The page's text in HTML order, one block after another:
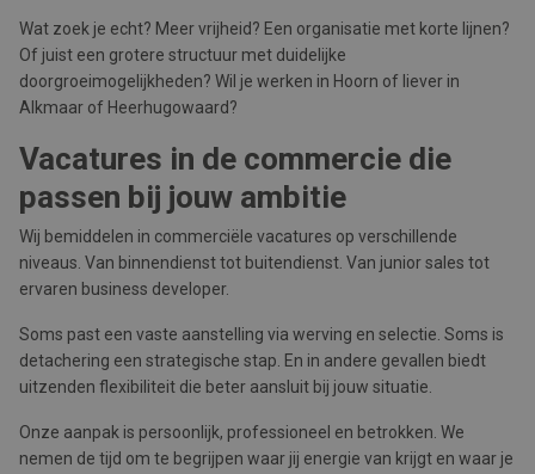
Wat zoek je echt? Meer vrijheid? Een organisatie met korte lijnen?
Of juist een grotere structuur met duidelijke
doorgroeimogelijkheden? Wil je werken in Hoorn of liever in
Alkmaar of Heerhugowaard?
Vacatures in de commercie die
passen bij jouw ambitie
Wij bemiddelen in commerciële vacatures op verschillende
niveaus. Van binnendienst tot buitendienst. Van junior sales tot
ervaren business developer.
Soms past een vaste aanstelling via werving en selectie. Soms is
detachering een strategische stap. En in andere gevallen biedt
uitzenden flexibiliteit die beter aansluit bij jouw situatie.
Onze aanpak is persoonlijk, professioneel en betrokken. We
nemen de tijd om te begrijpen waar jij energie van krijgt en waar je